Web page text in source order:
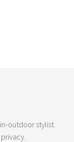
outdoor stylist.